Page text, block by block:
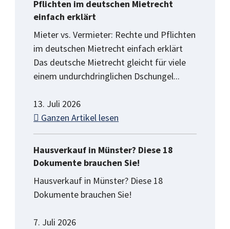
Pflichten im deutschen Mietrecht
einfach erklärt
Mieter vs. Vermieter: Rechte und Pflichten
im deutschen Mietrecht einfach erklärt
Das deutsche Mietrecht gleicht für viele
einem undurchdringlichen Dschungel...
13. Juli 2026
Ganzen Artikel lesen
Hausverkauf in Münster? Diese 18
Dokumente brauchen Sie!
Hausverkauf in Münster? Diese 18
Dokumente brauchen Sie!
7. Juli 2026